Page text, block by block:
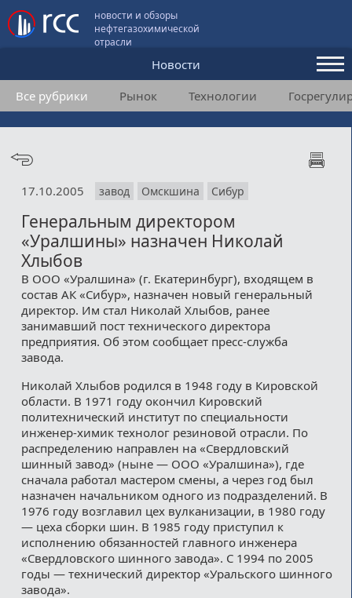
новости и обзоры
нефтегазохимической
отрасли
Новости
Аналитика и мнения
Конференции
Подписка
Медиакит
Контакты
Все рубрики Рынок Технологии
17.10.2005 завод Омскшина Сибур
Генеральным директором
«Уралшины» назначен Николай
Хлыбов
В ООО «Уралшина» (г. Екатеринбург), входящем в
состав АК «Сибур», назначен новый генеральный
директор. Им стал Николай Хлыбов, ранее
занимавший пост технического директора
предприятия. Об этом сообщает пресс-служба
завода.
Николай Хлыбов родился в 1948 году в Кировской
области. В 1971 году окончил Кировский
политехнический институт по специальности
инженер-химик технолог резиновой отрасли. По
распределению направлен на «Свердловский
шинный завод» (ныне — ООО «Уралшина»), где
сначала работал мастером смены, а через год был
назначен начальником одного из подразделений. В
1976 году возглавил цех вулканизации, в 1980 году
— цеха сборки шин. В 1985 году приступил к
исполнению обязанностей главного инженера
«Свердловского шинного завода». С 1994 по 2005
годы — технический директор «Уральского шинного
завода».